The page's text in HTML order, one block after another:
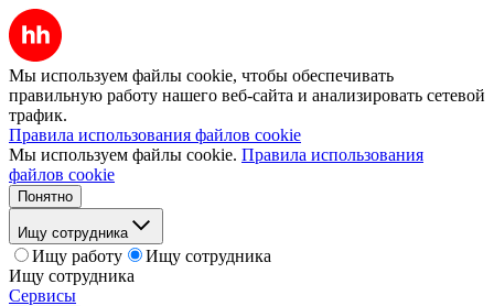
Мы используем файлы cookie, чтобы обеспечивать
правильную работу нашего веб-сайта и анализировать сетевой
трафик.
Правила использования файлов cookie
Мы используем файлы cookie. Правила использования
файлов cookie
Понятно
Ищу сотрудника
Ищу работу
Ищу сотрудника
Ищу сотрудника
Сервисы